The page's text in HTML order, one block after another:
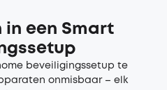
in een Smart
beveiligingssetup te
onmisbaar – elk